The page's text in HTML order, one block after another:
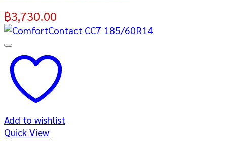
฿3,730.00
Add to wishlist
Quick View